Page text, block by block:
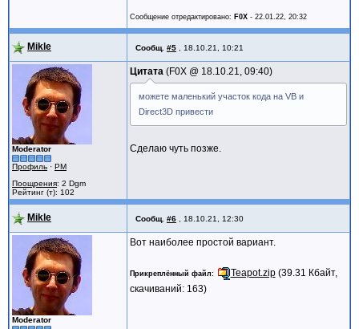
Сообщение отредактировано: F0X - 22.01.22, 20:32
Mikle Сообщ. #5 18.10.21, 10:21
Moderator
Профиль · PM
Поощрения: 2 Dgm
Рейтинг (т): 102
Цитата F0X @ 18.10.21, 09:40
можете маленький участок кода на VB и
Direct3D привести
Сделаю чуть позже.
Mikle Сообщ. #6 18.10.21, 12:30
Moderator
Вот наиболее простой вариант.
Прикреплённый файл Teapot.zip(39.31 Кбайт,
скачиваний: 163)